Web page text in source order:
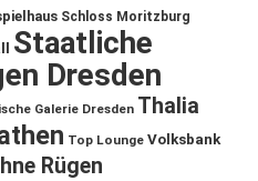
Schloss Moritzburg
Staatliche
Dresden
Galerie Dresden Thalia
Top Lounge Volksbank
Rügen